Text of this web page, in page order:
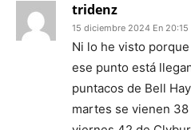
tridenz
15 diciembre 2024 En 20:15
Ni lo he visto
ese punto está
puntacos de Bell
martes se vienen